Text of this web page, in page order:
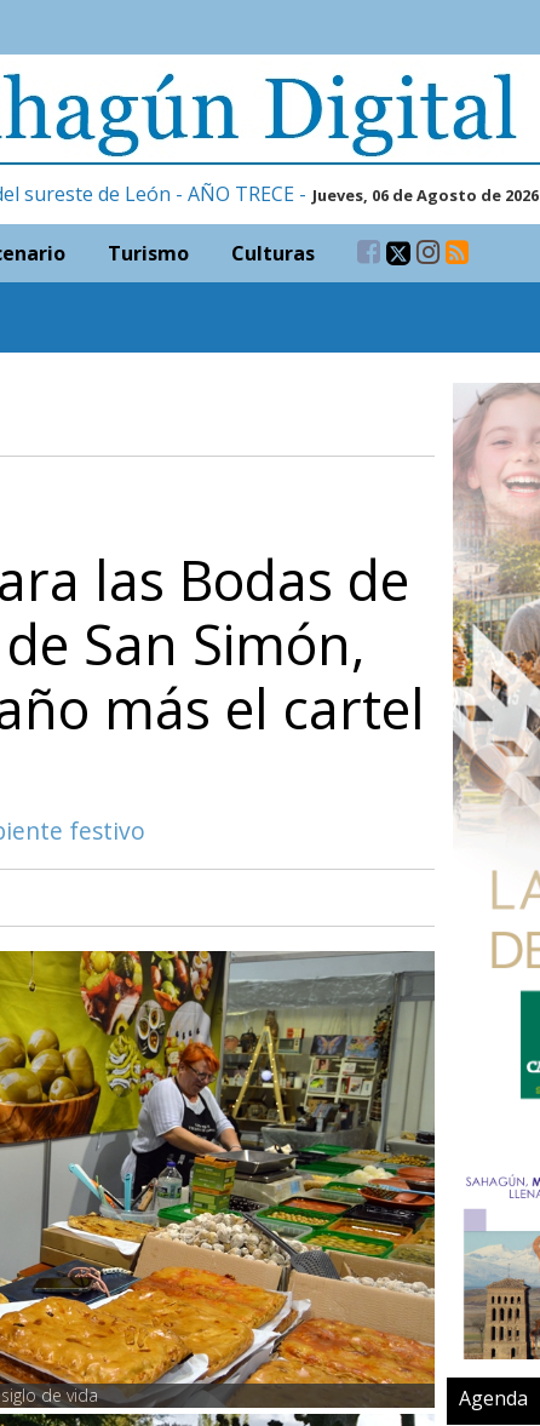
sureste de León - AÑO TRECE - Jueves, 06 de Agosto de 2026
Turismo Culturas
las Bodas de
San Simón,
más el cartel
festivo
de vida Agenda